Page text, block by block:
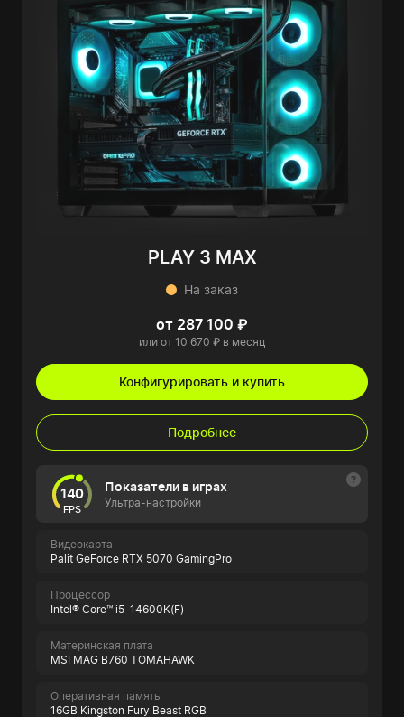
PLAY 3 MAX
На заказ
от 287 100 ₽
или от 10 670 ₽ в месяц
Конфигурировать и купить
Подробнее
140
FPS
Показатели в играх
Ультра-настройки
Видеокарта
Palit GeForce RTX 5070 GamingPro
Процессор
Intel® Core™ i5-14600K(F)
Материнская плата
MSI MAG B760 TOMAHAWK
Оперативная память
16GB Kingston Fury Beast RGB